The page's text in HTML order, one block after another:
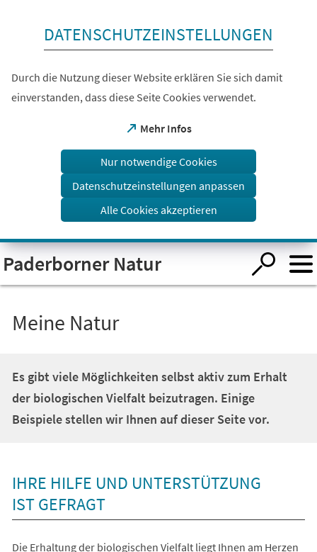
Visuelle
Assistenzsoftware
öffnen.
DATENSCHUTZEINSTELLUNGEN
Durch die Nutzung dieser Website erklären Sie sich damit
einverstanden, dass diese Seite Cookies verwendet.
Mehr Infos
(Öffnet
einem
Tab)
Nur notwendige Cookies
Datenschutzeinstellungen anpassen
Alle Cookies akzeptieren
Paderborner Natur
Meine Natur
Es gibt viele Möglichkeiten selbst aktiv zum Erhalt
der biologischen Vielfalt beizutragen. Einige
Beispiele stellen wir Ihnen auf dieser Seite vor.
IHRE HILFE UND UNTERSTÜTZUNG
IST GEFRAGT
Die Erhaltung der biologischen Vielfalt liegt Ihnen am Herzen